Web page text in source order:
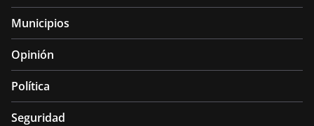
Municipios
Opinión
Política
Seguridad